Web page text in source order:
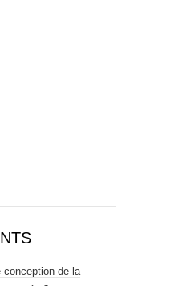
conception de la